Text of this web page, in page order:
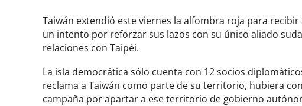
Taiwán extendió este viernes la alfombra roja para
un intento por reforzar sus lazos con su único aliado
relaciones con Taipéi.
La isla democrática sólo cuenta con 12 socios
reclama a Taiwán como parte de su territorio, hubiera
campaña por apartar a ese territorio de gobierno